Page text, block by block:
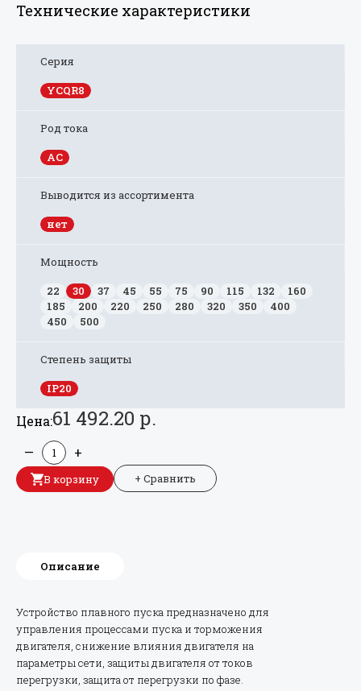
Технические характеристики
Серия
YCQR8
Род тока
AC
Выводится из ассортимента
нет
Мощность
22
30 37 45 55 75 90 115 132
160
185
200 220 250 280 320 350
400
450
500
Степень защиты
IP20
Цена:61 492.20 р.
— +
В корзину + Сравнить
Описание
Устройство плавного пуска предназначено для
управления процессами пуска и торможения
двигателя, снижение влияния двигателя на
параметры сети, защиты двигателя от токов
перегрузки, защита от перегрузки по фазе.